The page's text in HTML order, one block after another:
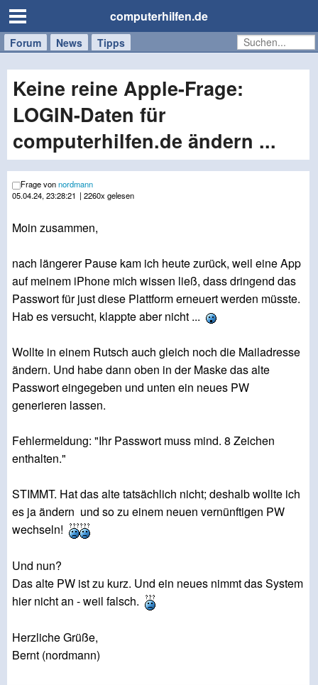
computerhilfen.de
Forum News Tipps
Handy
Tablet
Windows
Mac
Keine reine Apple-Frage:
LOGIN-Daten für
computerhilfen.de ändern ...
Frage vonnordmann
05.04.24, 23:28:21 | 2260x gelesen
Moin zusammen,
nach längerer Pause kam ich heute zurück, weil eine App
auf meinem iPhone mich wissen ließ, dass dringend das
Passwort für just diese Plattform erneuert werden müsste.
Hab es versucht, klappte aber nicht ...
Wollte in einem Rutsch auch gleich noch die Mailadresse
ändern. Und habe dann oben in der Maske das alte
Passwort eingegeben und unten ein neues PW
generieren lassen.
Fehlermeldung: "Ihr Passwort muss mind. 8 Zeichen
enthalten."
STIMMT. Hat das alte tatsächlich nicht; deshalb wollte ich
es ja ändern und so zu einem neuen vernünftigen PW
wechseln!
Und nun?
Das alte PW ist zu kurz. Und ein neues nimmt das System
hier nicht an - weil falsch.
Herzliche Grüße,
Bernt (nordmann)